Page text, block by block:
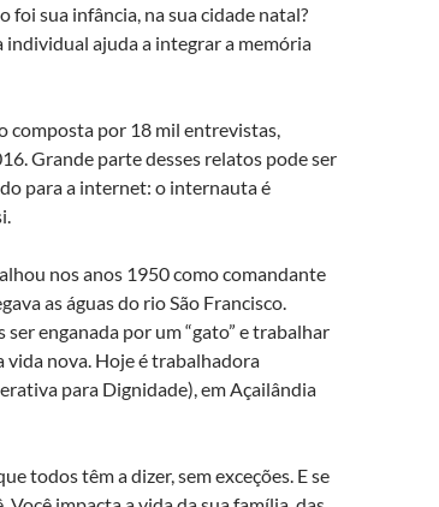
sua infância, na sua cidade natal?
ajuda a integrar a memória
composta por 18 mil entrevistas,
Grande parte desses relatos pode ser
para a internet: o internauta é
nos anos 1950 como comandante
as águas do rio São Francisco.
enganada por um “gato” e trabalhar
vida nova. Hoje é trabalhadora
para Dignidade), em Açailândia
todos têm a dizer, sem exceções. E se